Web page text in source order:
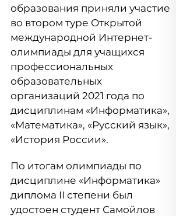
образования приняли участие
во втором туре Открытой
международной Интернет-
олимпиады для учащихся
профессиональных
образовательных
организаций 2021 года по
дисциплинам «Информатика»,
«Математика», «Русский язык»,
«История России».
По итогам олимпиады по
дисциплине «Информатика»
диплома II степени был
удостоен студент Самойлов